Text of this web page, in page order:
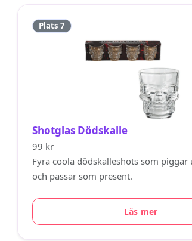
Plats 7
Shotglas Dödskalle
99 kr
Fyra coola dödskalleshots som piggar
och passar som present.
Läs mer